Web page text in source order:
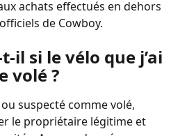
achats effectués en dehors
de Cowboy.
il si le vélo que j’ai
volé ?
suspecté comme volé,
le propriétaire légitime et